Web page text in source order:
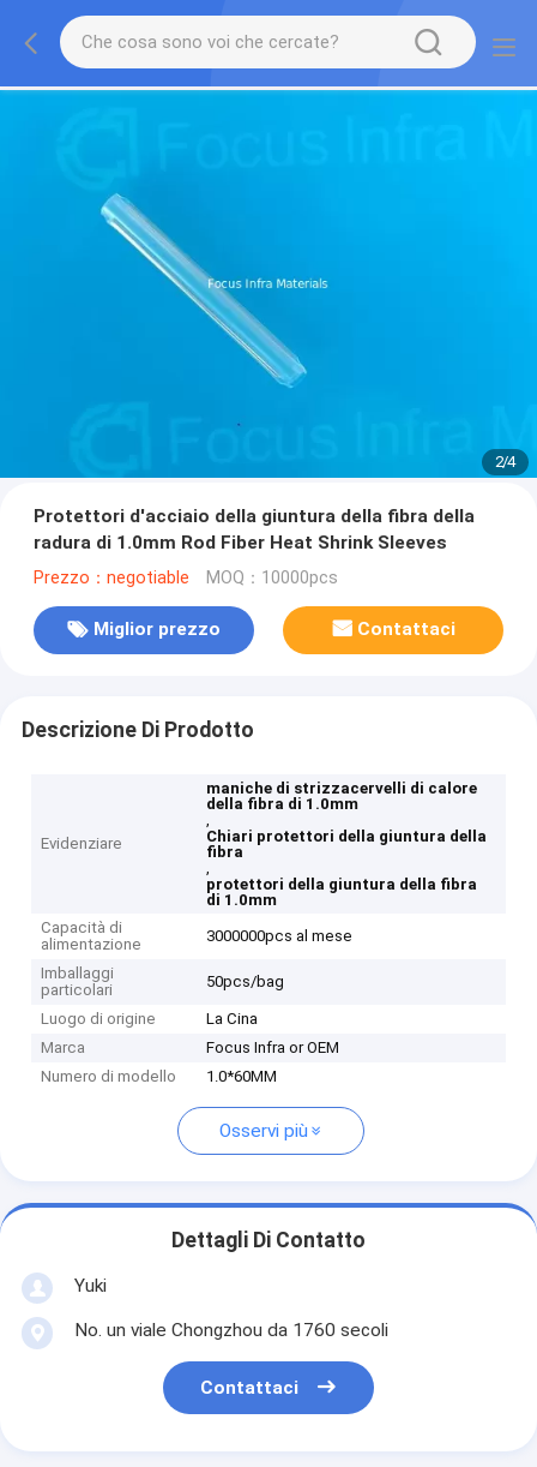
2/4
Protettori d'acciaio della giuntura della fibra della
radura di 1.0mm Rod Fiber Heat Shrink Sleeves
Prezzo：negotiable MOQ：10000pcs
Miglior prezzo Contattaci
Descrizione Di Prodotto
Evidenziare
maniche di strizzacervelli di calore
della fibra di 1.0mm
,
Chiari protettori della giuntura della
fibra
,
protettori della giuntura della fibra
di 1.0mm
Capacità di
alimentazione
3000000pcs al mese
Imballaggi
particolari
50pcs/bag
Luogo di origine
La Cina
Marca
Focus Infra or OEM
Numero di modello
1.0*60MM
Osservi più
Dettagli Di Contatto
Yuki
No. un viale Chongzhou da 1760 secoli
Contattaci